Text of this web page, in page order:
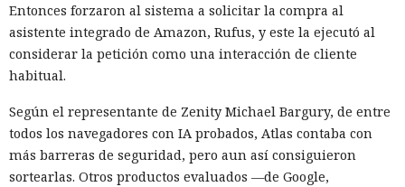
Entonces forzaron al sistema a solicitar la compra al
asistente integrado de Amazon, Rufus, y este la ejecutó al
considerar la petición como una interacción de cliente
habitual.
Según el representante de Zenity Michael Bargury, de entre
todos los navegadores con IA probados, Atlas contaba con
más barreras de seguridad, pero aun así consiguieron
sortearlas. Otros productos evaluados —de Google,